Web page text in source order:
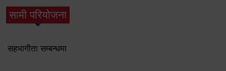
सामी परियोजना
(active tab)
सहभागीता सम्बन्धमा